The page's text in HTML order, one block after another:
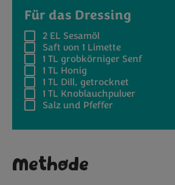
Für das Dressing
2 EL Sesamöl
Saft von 1 Limette
1 TL grobkörniger Senf
1 TL Honig
1 TL Dill, getrocknet
1 TL Knoblauchpulver
Salz und Pfeffer
Methode